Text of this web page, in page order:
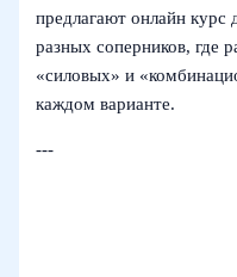
предлагают онлайн курс
разных соперников, где
«силовых» и
каждом варианте.
---